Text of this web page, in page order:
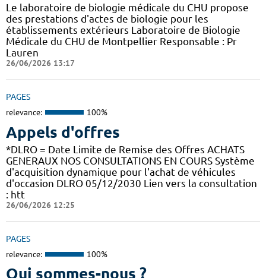
Le laboratoire de biologie médicale du CHU propose
des prestations d'actes de biologie pour les
établissements extérieurs Laboratoire de Biologie
Médicale du CHU de Montpellier Responsable : Pr
Lauren
26/06/2026 13:17
PAGES
relevance: 100%
Appels d'offres
*DLRO = Date Limite de Remise des Offres ACHATS
GENERAUX NOS CONSULTATIONS EN COURS Système
d'acquisition dynamique pour l'achat de véhicules
d'occasion DLRO 05/12/2030 Lien vers la consultation
: htt
26/06/2026 12:25
PAGES
relevance: 100%
Qui sommes-nous ?